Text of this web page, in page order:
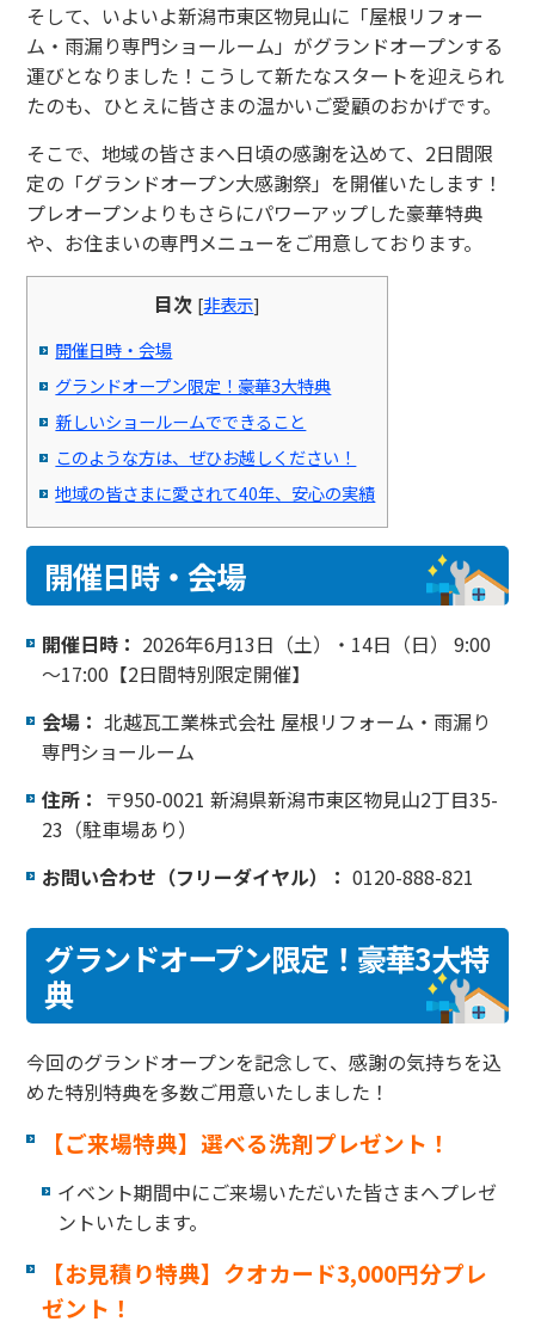
そして、いよいよ新潟市東区物見山に「屋根リフォー
ム・雨漏り専門ショールーム」がグランドオープンする
運びとなりました！こうして新たなスタートを迎えられ
たのも、ひとえに皆さまの温かいご愛顧のおかげです。
そこで、地域の皆さまへ日頃の感謝を込めて、2日間限
定の「グランドオープン大感謝祭」を開催いたします！
プレオープンよりもさらにパワーアップした豪華特典
や、お住まいの専門メニューをご用意しております。
目次 [非表示]
開催日時・会場
グランドオープン限定！豪華3大特典
新しいショールームでできること
このような方は、ぜひお越しください！
地域の皆さまに愛されて40年、安心の実績
開催日時・会場
開催日時： 2026年6月13日（土）・14日（日） 9:00
～17:00【2日間特別限定開催】
会場： 北越瓦工業株式会社 屋根リフォーム・雨漏り
専門ショールーム
住所： 〒950-0021 新潟県新潟市東区物見山2丁目35-
23（駐車場あり）
お問い合わせ（フリーダイヤル）： 0120-888-821
グランドオープン限定！豪華3大特
典
今回のグランドオープンを記念して、感謝の気持ちを込
めた特別特典を多数ご用意いたしました！
【ご来場特典】選べる洗剤プレゼント！
イベント期間中にご来場いただいた皆さまへプレゼ
ントいたします。
【お見積り特典】クオカード3,000円分プレ
ゼント！